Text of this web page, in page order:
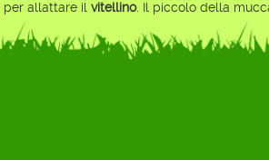
per allattare ilvitellino. Il piccolo della